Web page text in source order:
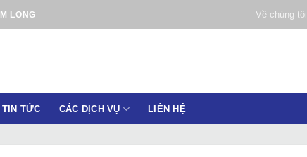
LONG Về chúng tôi
TIN TỨC CÁC DỊCH VỤ LIÊN HỆ